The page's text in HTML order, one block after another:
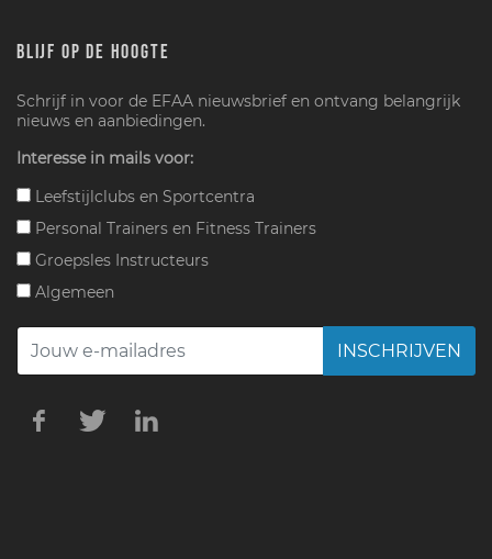
BLIJF OP DE HOOGTE
Schrijf in voor de EFAA nieuwsbrief en ontvang belangrijk
nieuws en aanbiedingen.
Interesse in mails voor:
Leefstijlclubs en Sportcentra
Personal Trainers en Fitness Trainers
Groepsles Instructeurs
Algemeen
INSCHRIJVEN